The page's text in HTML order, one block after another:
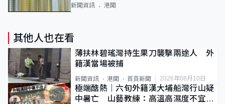
新聞資訊 港聞
其他人也在看
薄扶林碧瑤灣持生果刀襲擊兩途人 外
籍漢當場被捕
新聞資訊 港聞 首頁新聞 2026年08月10日
極端酷熱｜六旬外籍漢大埔船灣行山疑
中暑亡 山藝教練：高溫高濕度不宜遠